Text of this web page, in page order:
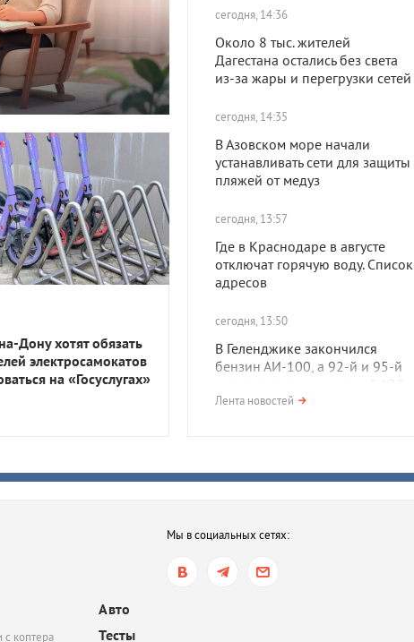
сегодня, 14:36
Около 8 тыс. жителей
Дагестана остались без света
из-за жары и перегрузки сетей
сегодня, 14:35
В Азовском море начали
устанавливать сети для защиты
пляжей от медуз
сегодня, 13:57
Где в Краснодаре в августе
отключат горячую воду. Список
адресов
сегодня, 13:50
В Геленджике закончился
бензин АИ-100, а 92-й и 95-й
остались только на одной АЗС
требования к авиакеросину
для увеличения его
сегодня, 11:42
Суд обязал застройщиков
Лента новостей
Дону хотят обязать
электросамокатов
на «Госуслугах»
Мы в социальных сетях:
с коптера
Авто
Тесты